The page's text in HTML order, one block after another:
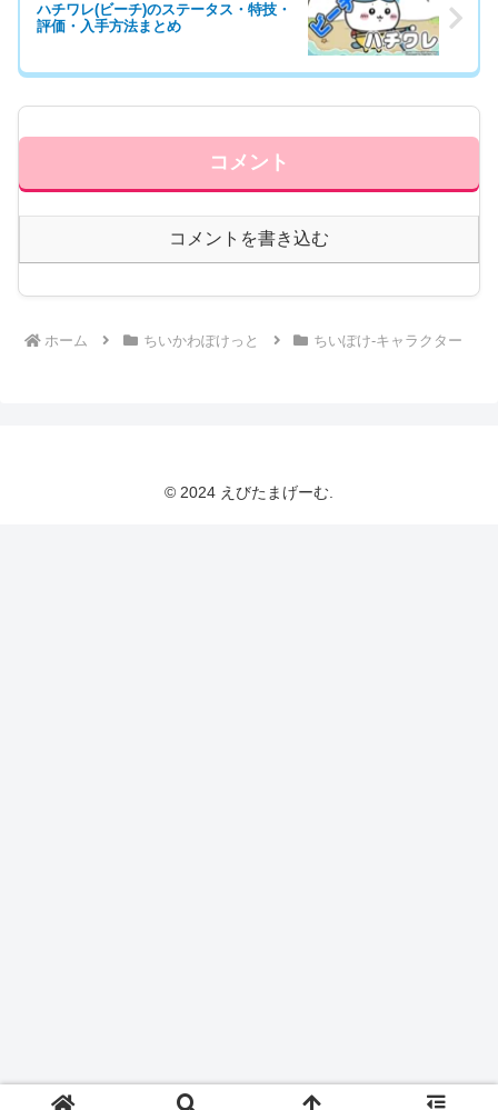
ハチワレ(ビーチ)のステータス・特技・
評価・入手方法まとめ
コメント
コメントを書き込む
ホーム ちいかわぽけっと ちいぽけ-キャラクター
© 2024 えびたまげーむ.